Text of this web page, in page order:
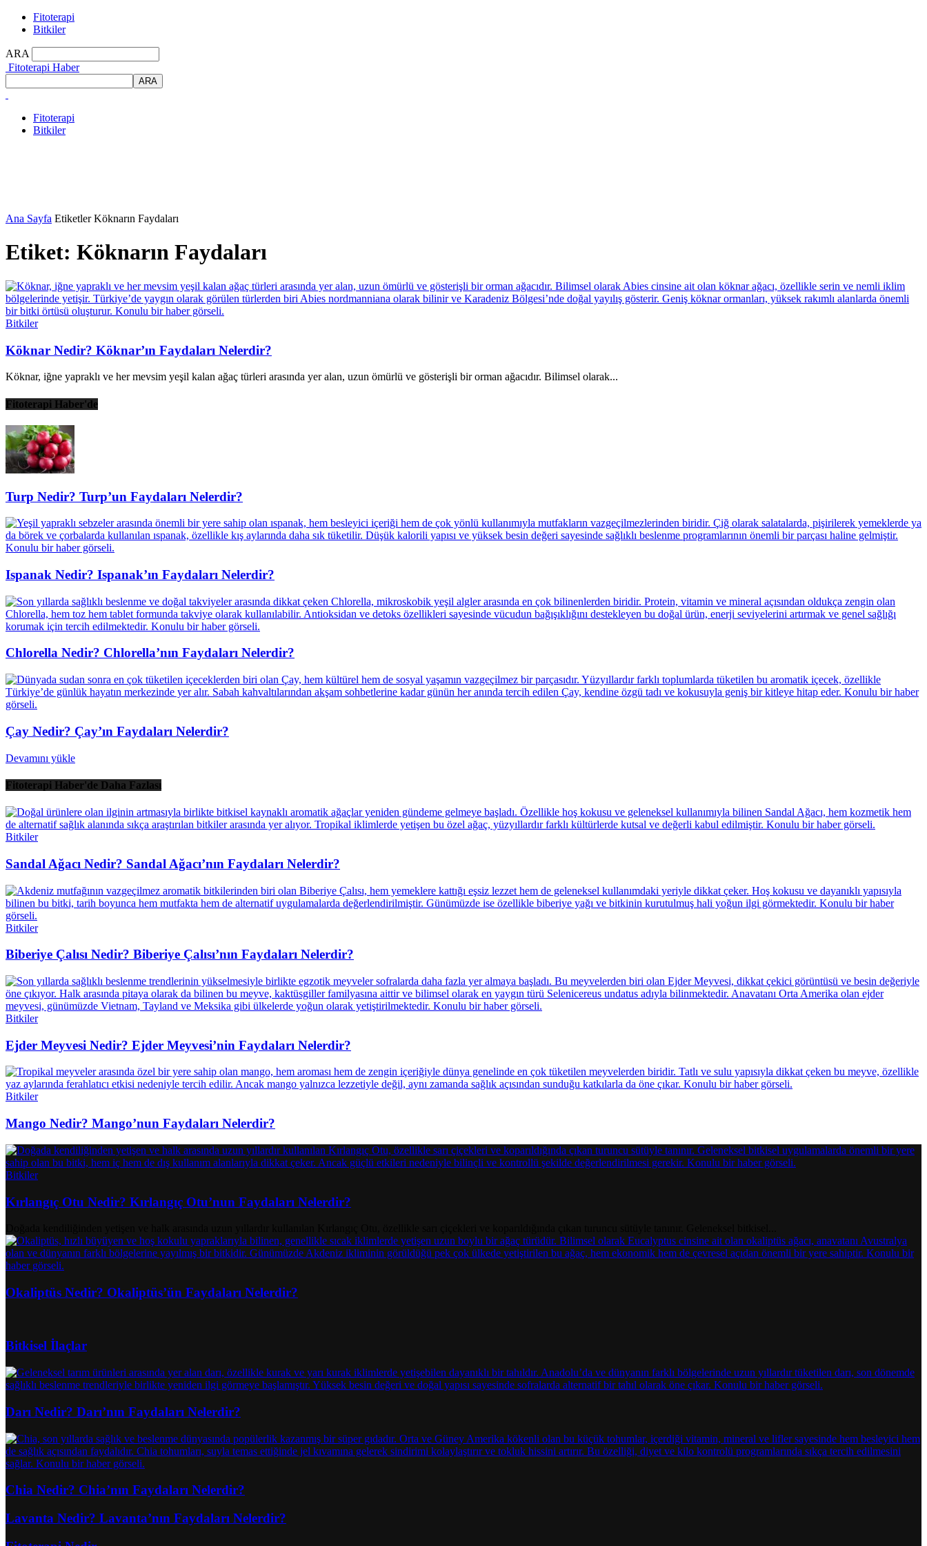
Fitoterapi
Bitkiler
ARA
Fitoterapi Haber
Fitoterapi
Bitkiler
Ana Sayfa Etiketler Köknarın Faydaları
Etiket: Köknarın Faydaları
Bitkiler
Köknar Nedir? Köknar’ın Faydaları Nelerdir?
Köknar, iğne yapraklı ve her mevsim yeşil kalan ağaç türleri arasında yer alan, uzun ömürlü ve gösterişli bir orman ağacıdır. Bilimsel olarak...
Fitoterapi Haber'de
Turp Nedir? Turp’un Faydaları Nelerdir?
Ispanak Nedir? Ispanak’ın Faydaları Nelerdir?
Chlorella Nedir? Chlorella’nın Faydaları Nelerdir?
Çay Nedir? Çay’ın Faydaları Nelerdir?
Devamını yükle
Fitoterapi Haber'de Daha Fazlası
Bitkiler
Sandal Ağacı Nedir? Sandal Ağacı’nın Faydaları Nelerdir?
Bitkiler
Biberiye Çalısı Nedir? Biberiye Çalısı’nın Faydaları Nelerdir?
Bitkiler
Ejder Meyvesi Nedir? Ejder Meyvesi’nin Faydaları Nelerdir?
Bitkiler
Mango Nedir? Mango’nun Faydaları Nelerdir?
Bitkiler
Kırlangıç Otu Nedir? Kırlangıç Otu’nun Faydaları Nelerdir?
Okaliptüs Nedir? Okaliptüs’ün Faydaları Nelerdir?
Bitkisel İlaçlar
Darı Nedir? Darı’nın Faydaları Nelerdir?
Chia Nedir? Chia’nın Faydaları Nelerdir?
Lavanta Nedir? Lavanta’nın Faydaları Nelerdir?